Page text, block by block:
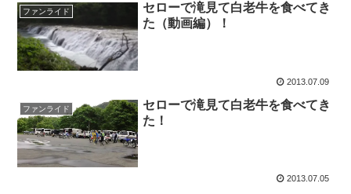
ファンライド
セローで滝見て白老牛を食べてき
た（動画編）！
2013.07.09
ファンライド
セローで滝見て白老牛を食べてき
た！
2013.07.05